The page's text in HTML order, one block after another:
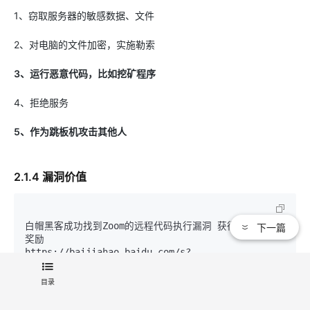
1、窃取服务器的敏感数据、文件
2、对电脑的文件加密，实施勒索
3、运行恶意代码，比如挖矿程序
4、拒绝服务
5、作为跳板机攻击其他人
2.1.4 漏洞价值
白帽黑客成功找到Zoom的远程代码执行漏洞 获得20万美元
奖励
https://baijiahao.baidu.com/s?
=1696628704159847927
微软给360白帽黑客发20万美元漏洞挖掘奖励
目录
下一篇